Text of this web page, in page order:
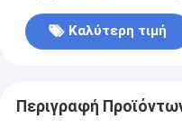
Καλύτερη τιμή
Περιγραφή